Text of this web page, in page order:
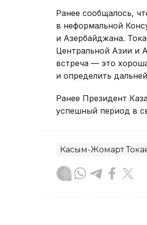
Ранее сообщалось,
в неформальной
и Азербайджана.
Центральной Азии и
встреча — это
и определить
Ранее Президент
успешный период в
Касым-Жомарт